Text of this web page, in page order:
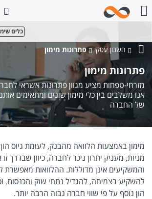
כלים
מזרחי-טפחות
חשבון עסקי פתרונות מימון
פתרונות מימון
מזרחי-טפחות מציע מגוון פתרונות אשראי
אנו משלבים בין כלי מימון שונים ומתאימים
של החברה
מימון באמצעות הלוואה מהבנק, לעומת גיוס
מניות, מעניק יתרון ניכר לחברה, כיוון שבדרך
והמשקיעים אינן מדוללות. ההלוואות
להשקיע בצמיחה, להגדיל נתחי שוק והכנסות,
הון נוסף על פי שווי חברה גבוה הרבה יותר.